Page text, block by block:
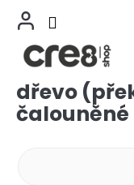
Přejít
obsah
dřevo
čalouněné